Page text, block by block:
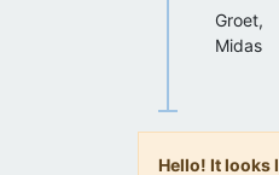
Groet,
Midas
Hello! It looks